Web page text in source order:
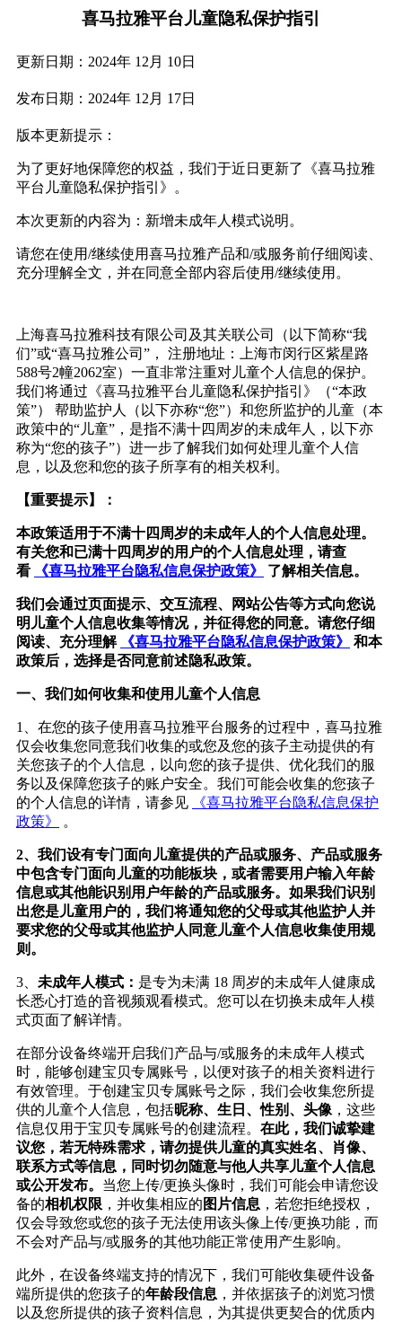
喜马拉雅平台儿童隐私保护指引
更新日期： 2024年 12月 10日
发布日期： 2024年 12月 17日
版本更新提示：
为了更好地保障您的权益，我们于近日更新了《喜马拉雅
平台儿童隐私保护指引》。
本次更新的内容为：新增未成年人模式说明。
请您在使用/继续使用喜马拉雅产品和/或服务前仔细阅读、
充分理解全文，并在同意全部内容后使用/继续使用。
上海喜马拉雅科技有限公司及其关联公司（以下简称“我
们”或“喜马拉雅公司 ” ，
注册地址：上海市闵行区紫星路
588号2幢2062室）一直非常注重对儿童个人信息的保护。
我们将通过《喜马拉雅平台儿童隐私保护指引》（“本政
策”） 帮助监护人（以下亦称“您”）和您所监护的儿童（本
政策中的“ 儿童” ，是指不满十四周岁的未成年人，以下亦
称为“您的孩子”）进一步了解我们如何处理儿童个人信
息，以及您和您的孩子所享有的相关权利。
【重要提示】：
本政策适用于不满十四周岁的未成年人的个人信息处理。
有关您和已满十四周岁的用户的个人信息处理，请查
看
《喜马拉雅平台隐私信息保护政策》 了解相关信息。
我们会通过页面提示、交互流程、网站公告等方式向您说
明儿童个人信息收集等情况，并征得您的同意。请您仔细
阅读、充分理解
《喜马拉雅平台隐私信息保护政策》
和本
政策后，选择是否同意前述隐私政策。
一、我们如何收集和使用儿童个人信息
1
、在您的孩子使用喜马拉雅平台服务的过程中，喜马拉雅
仅会收集您同意我们收集的或您及您的孩子主动提供的有
关您孩子的个人信息，以向您的孩子提供、优化我们的服
务以及保障您孩子的账户安全。我们可能会收集的您孩子
的个人信息的详情，请参见
《喜马拉雅平台隐私信息保护
政策》
。
2、我们设有专门面向儿童提供的产品或服务、产品或服务
中包含专门面向儿童的功能板块，或者需要用户输入年龄
信息或其他能识别用户年龄的产品或服务。如果我们识别
出您是儿童用户的，我们将通知您的父母或其他监护人并
要求您的父母或其他监护人同意儿童个人信息收集使用规
则。
3 未成年人模式： 是专为未满 18 周岁的未成年人健康成
长悉心打造的音视频观看模式。您可以在切换未成年人模
式页面了解详情。
在部分设备终端开启我们产品与/或服务的未成年人模式
时，能够创建宝贝专属账号，以便对孩子的相关资料进行
有效管理。于创建宝贝专属账号之际，我们会收集您所提
供的儿童个人信息，包括昵称、生日、性别、头像 ，这些
信息仅用于宝贝专属账号的创建流程。 在此，我们诚挚建
议您，若无特殊需求，请勿提供儿童的真实姓名、肖像、
联系方式等信息，同时切勿随意与他人共享儿童个人信息
或公开发布。 当您上传/更换头像时，我们可能会申请您设
备的相机权限 ，并收集相应的 图片信息 ，若您拒绝授权，
仅会导致您或您的孩子无法使用该头像上传/更换功能，而
不会对产品与/或服务的其他功能正常使用产生影响。
此外，在设备终端支持的情况下，我们可能收集硬件设备
端所提供的您孩子的年龄段信息 ，并依据孩子的浏览习惯
以及您所提供的孩子资料信息，为其提供更契合的优质内